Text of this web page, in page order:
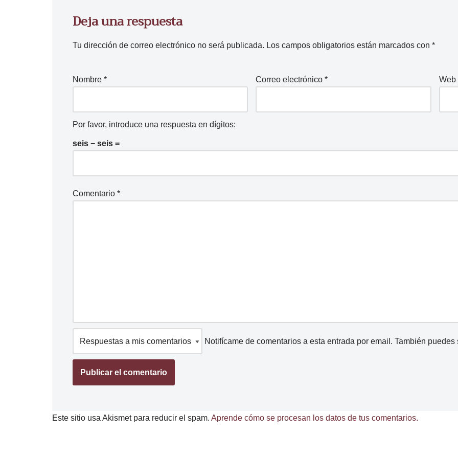
Deja una respuesta
Tu dirección de correo electrónico no será publicada. Los campos obligatorios están marcados con *
Nombre * Correo electrónico* Web
Por favor, introduce una respuesta en dígitos:
seis − seis =
Comentario *
Notifícame de comentarios a esta entrada por email. También puedes
Este sitio usa Akismet para reducir el spam. Aprende cómo se procesan los datos de tus comentarios.